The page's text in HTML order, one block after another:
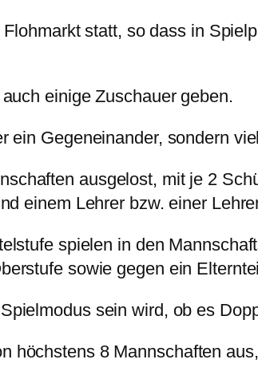
statt, so dass in
einige Zuschauer geben.
ein Gegeneinander, sondern
ausgelost, mit je 2
einem Lehrer bzw. einer
spielen in den
sowie gegen ein
sein wird, ob es
höchstens 8 Mannschaften